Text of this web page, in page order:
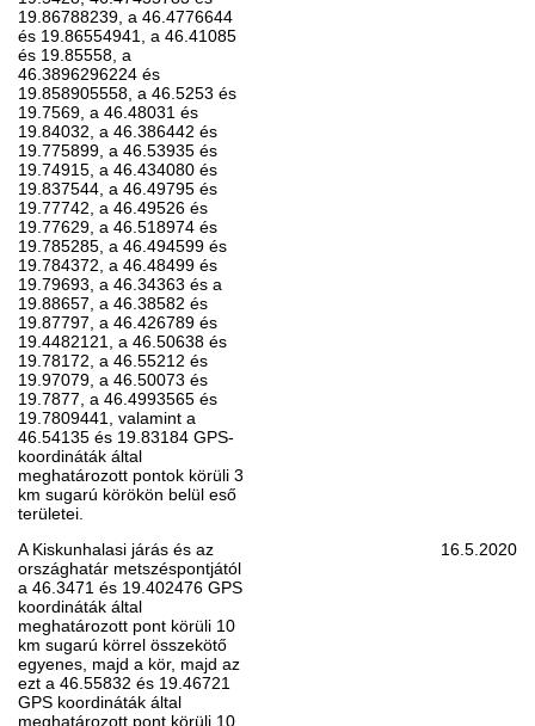
19.86788239, a 46.4776644
és 19.86554941, a 46.41085
és 19.85558, a
46.3896296224 és
19.858905558, a 46.5253 és
19.7569, a 46.48031 és
19.84032, a 46.386442 és
19.775899, a 46.53935 és
19.74915, a 46.434080 és
19.837544, a 46.49795 és
19.77742, a 46.49526 és
19.77629, a 46.518974 és
19.785285, a 46.494599 és
19.784372, a 46.48499 és
19.79693, a 46.34363 és a
19.88657, a 46.38582 és
19.87797, a 46.426789 és
19.4482121, a 46.50638 és
19.78172, a 46.55212 és
19.97079, a 46.50073 és
19.7877, a 46.4993565 és
19.7809441, valamint a
46.54135 és 19.83184 GPS-
koordináták által
meghatározott pontok körüli 3
km sugarú körökön belül eső
területei.
A Kiskunhalasi járás és az
országhatár metszéspontjától
a 46.3471 és 19.402476 GPS
koordináták által
meghatározott pont körüli 10
km sugarú körrel összekötő
egyenes, majd a kör, majd az
ezt a 46.55832 és 19.46721
GPS koordináták által
meghatározott pont körüli 10
16.5.2020